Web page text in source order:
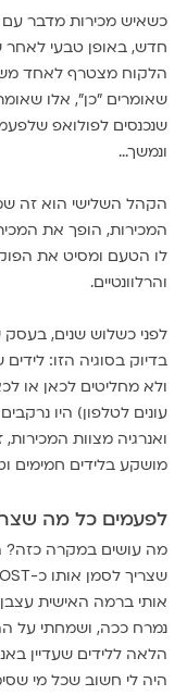
כשאיש מכירות מדבר עם
חדש, באופן טבעי לאחר
הלקוח מצטרף לאחד
שאומרים "כן", אלו
שנכנסים לפולואפ
ונמשך...
הקהל השלישי הוא זה
המכירות, הופך את
לו הטעם ומסיט את
והרלוונטיים.
לפני כשלוש שנים,
בדיוק בסוגיה הזו: לידים
ולא מחליטים לכאן או
ואנרגיה מצוות המכירות,
מושקע בלידים חמימים
לפעמים כל מה
מה עושים במקרה כזה?
אותי ברמה האישית
נמרח ככה, ושמחתי על
הלאה ללידים שעדיין